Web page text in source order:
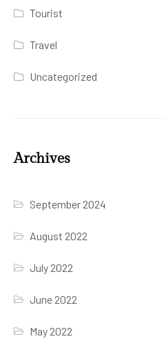
Tourist
Travel
Uncategorized
Archives
September 2024
August 2022
July 2022
June 2022
May 2022